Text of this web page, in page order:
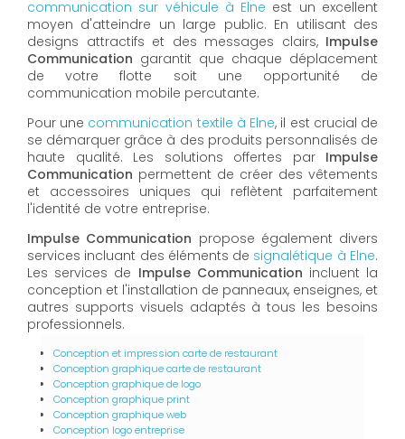
communication sur véhicule à Elne est un excellent
moyen d'atteindre un large public. En utilisant des
designs attractifs et des messages clairs, Impulse
Communication garantit que chaque déplacement
de votre flotte soit une opportunité de
communication mobile percutante.
Pour une communication textile à Elne, il est crucial de
se démarquer grâce à des produits personnalisés de
haute qualité. Les solutions offertes parImpulse
Communication permettent de créer des vêtements
et accessoires uniques qui reflètent parfaitement
l'identité de votre entreprise.
Impulse Communication propose également divers
services incluant des éléments de signalétique à Elne.
Les services de Impulse Communication incluent la
conception et l'installation de panneaux, enseignes, et
autres supports visuels adaptés à tous les besoins
professionnels.
Conception et impression carte de restaurant
Conception graphique carte de restaurant
Conception graphique de logo
Conception graphique print
Conception graphique web
Conception logo entreprise